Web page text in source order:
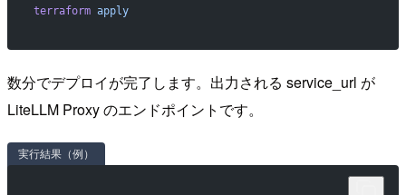
terraform apply
数分でデプロイが完了します。出力される service_url が
LiteLLM Proxy のエンドポイントです。
実行結果（例）